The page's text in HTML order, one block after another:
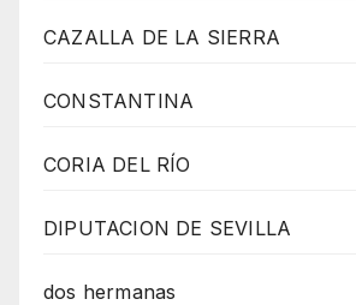
CAZALLA DE LA SIERRA
CONSTANTINA
CORIA DEL RÍO
DIPUTACION DE SEVILLA
dos hermanas